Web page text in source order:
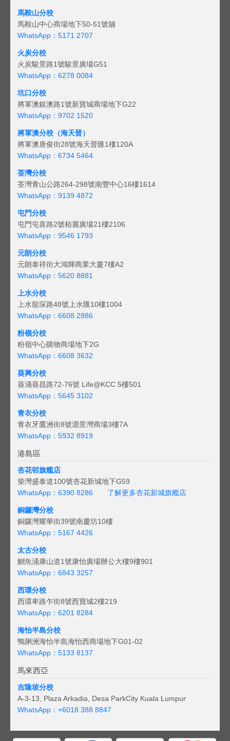
馬鞍山分校
馬鞍山中心商場地下50-51號舖
WhatsApp：5171 2707
火炭分校
火炭駿景路1號駿景廣場G51
WhatsApp：6278 0084
坑口分校
將軍澳銀澳路1號新寶城商場地下G22
WhatsApp：9702 1520
將軍澳分校（海天晉）
將軍澳唐俊街28號海天晉匯1樓120A
WhatsApp：6734 5464
荃灣分校
荃灣青山公路264-298號南豐中心16樓1614
WhatsApp：9139 4872
屯門分校
屯門屯喜路2號栢麗廣場21樓2106
WhatsApp：9546 1793
元朗分校
元朗泰祥街大鴻輝商業大廈7樓A2
WhatsApp：5620 8881
上水分校
上水龍琛路48號上水匯10樓1004
WhatsApp：6608 2886
粉嶺分校
粉嶺中心購物商場地下2G
WhatsApp：6608 3632
葵興分校
葵涌葵昌路72-76號 Life@KCC 5樓501
WhatsApp：5645 3102
青衣分校
青衣牙鷹洲街8號灝景灣商場3樓7A
WhatsApp：5932 8919
港島區
杏花邨旗艦店
柴灣盛泰道100號杏花新城地下G59
WhatsApp：6390 8286
了解更多杏花新城旗艦店
銅鑼灣分校
銅鑼灣耀華街39號南慶坊10樓
WhatsApp：5167 4426
太古分校
鰂魚涌康山道1號康怡廣場辦公大樓9樓901
WhatsApp：6843 3257
西環分校
西環卑路乍街8號西寶城2樓219
WhatsApp：6201 8284
海怡半島分校
鴨脷洲海怡半島海怡西商場地下G01-02
WhatsApp：5133 8137
馬來西亞
吉隆坡分校
A-3-13, Plaza Arkadia, Desa ParkCity Kuala Lumpur
WhatsApp： +6018 388 8847